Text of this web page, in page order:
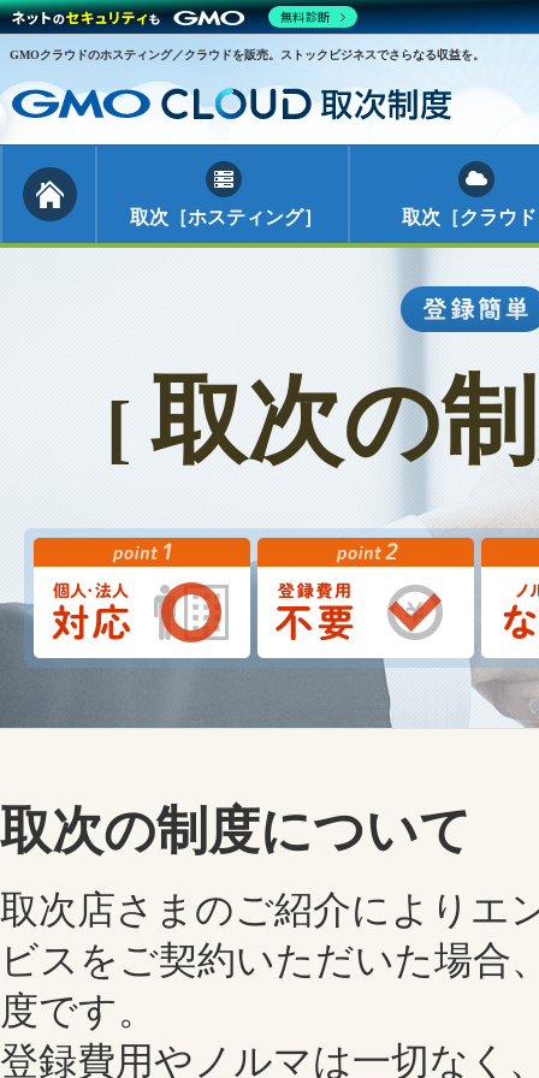
GMOクラウドのホスティング／クラウドを販売。ストックビジネスでさらなる収益を。
取次［ホスティング］ 取次［クラウ
[ 取次の
取次の制度について
取次店さまのご紹介によりエ
ビスをご契約いただいた場合
度です。
登録費用やノルマは一切なく
無料診断